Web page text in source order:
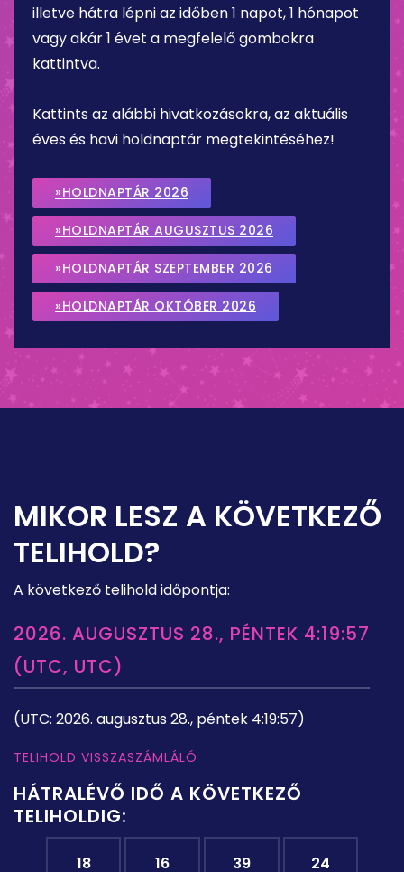
illetve hátra lépni az időben 1 napot, 1 hónapot
vagy akár 1 évet a megfelelő gombokra
kattintva.
Kattints az alábbi hivatkozásokra, az aktuális
éves és havi holdnaptár megtekintéséhez!
»HOLDNAPTÁR 2026
»HOLDNAPTÁR AUGUSZTUS 2026
»HOLDNAPTÁR SZEPTEMBER 2026
»HOLDNAPTÁR OKTÓBER 2026
MIKOR LESZ A KÖVETKEZŐ
TELIHOLD?
A következő telihold időpontja:
2026. AUGUSZTUS 28., PÉNTEK 4:19:57
(UTC, UTC)
(UTC: 2026. augusztus 28., péntek 4:19:57)
TELIHOLD VISSZASZÁMLÁLÓ
HÁTRALÉVŐ IDŐ A KÖVETKEZŐ
TELIHOLDIG:
18 16 39 24